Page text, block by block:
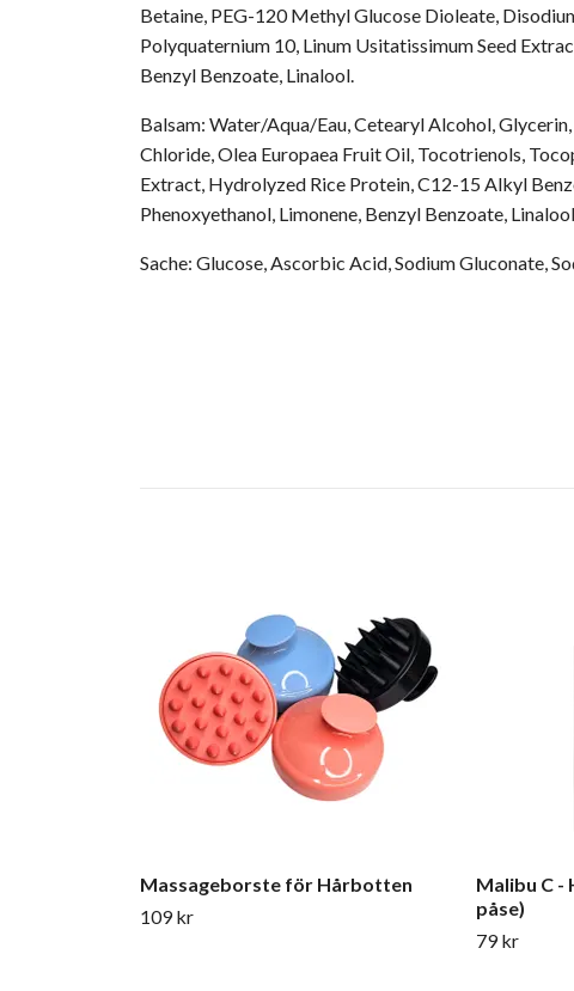
Betaine, PEG-120 Methyl Glucose Dioleate,
Polyquaternium 10, Linum Usitatissimum Seed
Benzyl Benzoate, Linalool.
Balsam: Water/Aqua/Eau, Cetearyl Alcohol,
Chloride, Olea Europaea Fruit Oil, Tocotrienols,
Extract, Hydrolyzed Rice Protein, C12-15 Alkyl
Phenoxyethanol, Limonene, Benzyl Benzoate,
Sache: Glucose, Ascorbic Acid, Sodium Gluconate,
Massageborste för Hårbotten
109 kr
Malibu C -
påse)
79 kr